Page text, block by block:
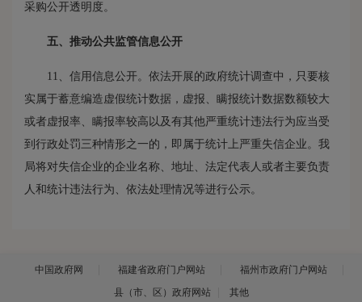
采购公开透明度。
五、 推动公共监管信息公开
11、信用信息公开。依法开展的政府统计调查中，只要核
实属于蓄意编造虚假统计数据，虚报、瞒报统计数据数额较大
或者虚报率、瞒报率较高以及有其他严重统计违法行为应当受
到行政处罚三种情形之一的，即属于统计上严重失信企业。我
局将对失信企业的企业名称、地址、法定代表人或者主要负责
人和统计违法行为、依法处理情况等进行公示。
中国政府网 福建省政府门户网站
福州市政府门户网站
县（市、区）政府网站
其他